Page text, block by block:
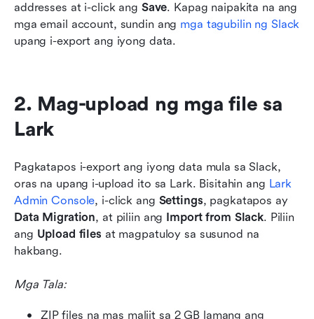
addresses at i-click ang Save. Kapag naipakita na ang
mga email account, sundin ang mga tagubilin ng Slack
upang i-export ang iyong data.
2. Mag-upload ng mga file sa
Lark
Pagkatapos i-export ang iyong data mula sa Slack,
oras na upang i-upload ito sa Lark. Bisitahin ang Lark
Admin Console, i-click ang Settings
Data Migration, at piliin ang Import from Slack. Piliin
ang Upload files at magpatuloy sa susunod na
hakbang.
Mga Tala:
ZIP files na mas maliit sa 2 GB lamang ang